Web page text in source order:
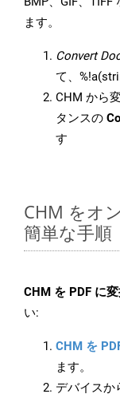
ます。
Convert
て、
CHM から
タンスの
す
CHM をオ
簡単な手順
CHM を PDF に
い:
CHM を
ます。
デバイスか